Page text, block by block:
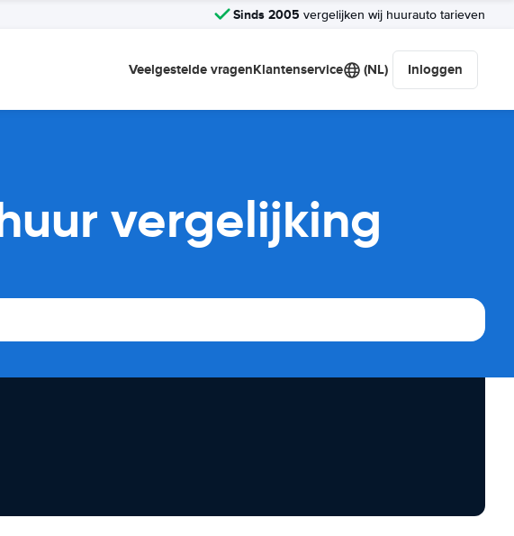
Sinds 2005 vergelijken wij huurauto tarieven
Veelgestelde vragenKlantenservice (NL) Inloggen
vergelijking